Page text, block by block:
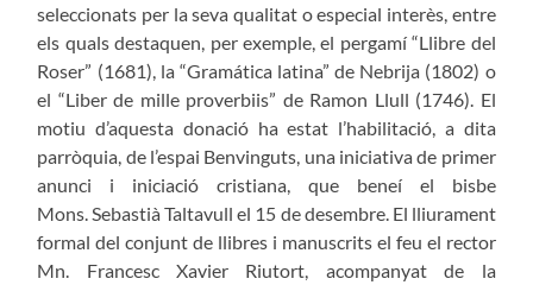
seleccionats per la seva qualitat o especial interès, entre
els quals destaquen, per exemple, el pergamí “Llibre del
Roser” (1681), la “Gramática latina” de Nebrija (1802) o
el “Liber de mille proverbiis” de Ramon Llull (1746). El
motiu d’aquesta donació ha estat l’habilitació, a dita
parròquia, de l’espai Benvinguts, una iniciativa de primer
anunci i iniciació cristiana, que beneí el bisbe
Mons. Sebastià Taltavull el 15 de desembre. El lliurament
formal del conjunt de llibres i manuscrits el feu el rector
Mn. Francesc Xavier Riutort, acompanyat de la